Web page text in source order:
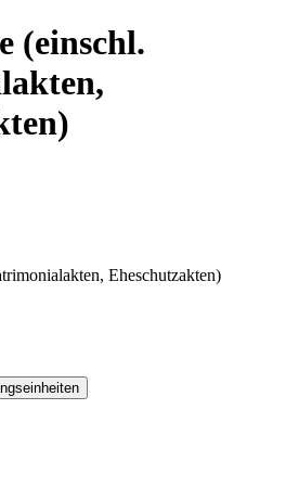
(einschl.
Eheschutzakten)